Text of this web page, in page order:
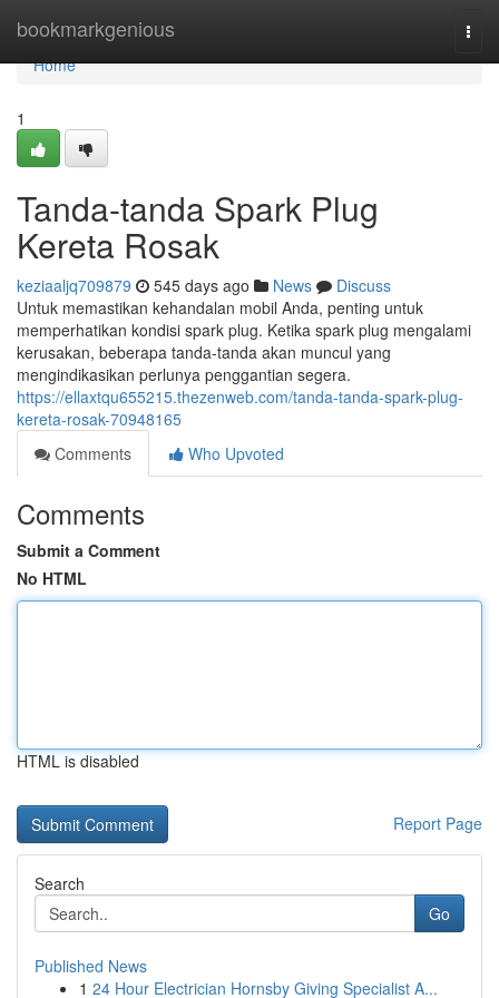
bookmarkgenious
Home
Home
1
Tanda-tanda Spark Plug
Kereta Rosak
keziaaljq709879 545 days ago News
Discuss
Untuk memastikan kehandalan mobil Anda, penting untuk
memperhatikan kondisi spark plug. Ketika spark plug mengalami
kerusakan, beberapa tanda-tanda akan muncul yang
mengindikasikan perlunya penggantian segera.
https://ellaxtqu655215.thezenweb.com/tanda-tanda-spark-plug-
kereta-rosak-70948165
Comments
Who Upvoted
Comments
Submit a Comment
No HTML
HTML is disabled
Report Page
Search
Go
Published News
1 24 Hour Electrician Hornsby Giving Specialist A...